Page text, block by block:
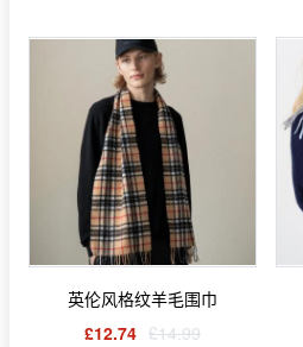
英伦风格纹羊毛围巾
£12.74 £14.99